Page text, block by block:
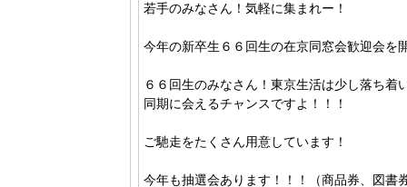
若手のみなさん！気軽に集まれー！
今年の新卒生６６回生の在京同窓会歓迎会を
６６回生のみなさん！東京生活は少し落ち着
同期に会えるチャンスですよ！！！
ご馳走をたくさん用意しています！
今年も抽選会あります！！！（商品券、図書